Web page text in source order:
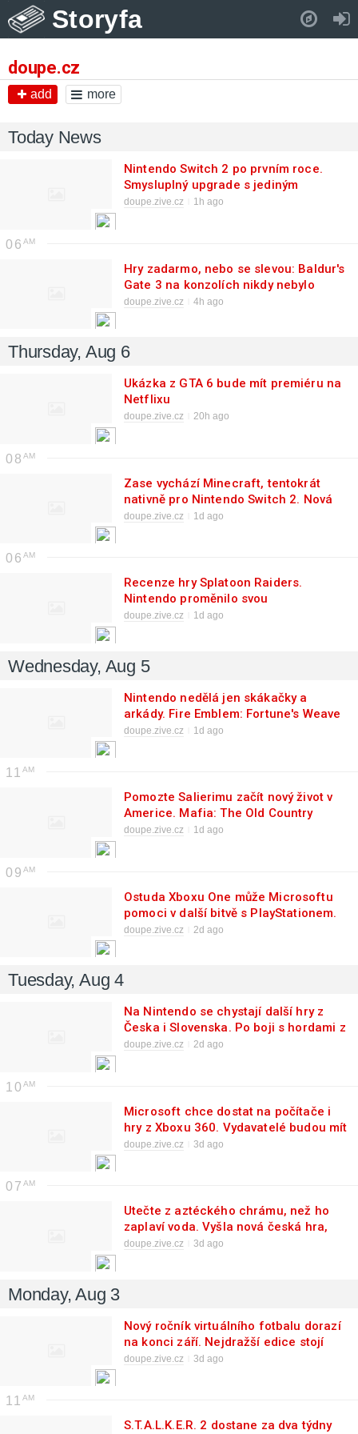
Storyfa
doupe.cz
add more
Today News
Nintendo Switch 2 po prvním roce.
Smysluplný upgrade s jediným
důležitým nedostatkem
doupe.zive.cz 1h ago
06
Hry zadarmo, nebo se slevou: Baldur's
Gate 3 na konzolích nikdy nebylo
levnější a čtyři PC hry zdarma
doupe.zive.cz 4h ago
Thursday, Aug 6
Ukázka z GTA 6 bude mít premiéru na
Netflixu
doupe.zive.cz 20h ago
08
Zase vychází Minecraft, tentokrát
nativně pro Nintendo Switch 2. Nová
verze dorazí v říjnu
doupe.zive.cz 1d ago
06
Recenze hry Splatoon Raiders.
Nintendo proměnilo svou
multiplayerovou sérii ve skvělou
doupe.zive.cz 1d ago
Wednesday, Aug 5
Nintendo nedělá jen skákačky a
arkády. Fire Emblem: Fortune's Weave
je pořádná strategie pro fanoušky
doupe.zive.cz 1d ago
11
Pomozte Salierimu začít nový život v
Americe. Mafia: The Old Country
odhaluje obsah rozšíření těsně před
doupe.zive.cz 1d ago
09
Ostuda Xboxu One může Microsoftu
pomoci v další bitvě s PlayStationem.
Převod disků do digitálu se rýsoval již
doupe.zive.cz 2d ago
Tuesday, Aug 4
Na Nintendo se chystají další hry z
Česka i Slovenska. Po boji s hordami z
Helu dorazí i vesmírná mechanička
doupe.zive.cz 2d ago
10
Microsoft chce dostat na počítače i
hry z Xboxu 360. Vydavatelé budou mít
s podporou minimum práce
doupe.zive.cz 3d ago
07
Utečte z aztéckého chrámu, než ho
zaplaví voda. Vyšla nová česká hra,
která otestuje reflexy i důvtip
doupe.zive.cz 3d ago
Monday, Aug 3
Nový ročník virtuálního fotbalu dorazí
na konci září. Nejdražší edice stojí
skoro 4000 korun
doupe.zive.cz 3d ago
11
S.T.A.L.K.E.R. 2 dostane za dva týdny
Pull down to refresh..